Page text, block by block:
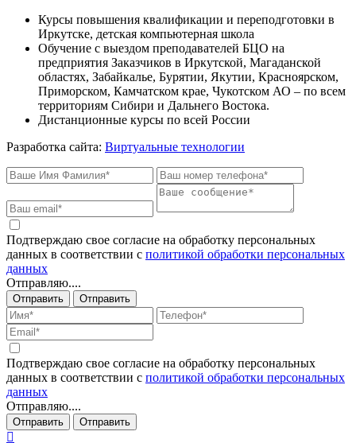
Курсы повышения квалификации и переподготовки в
Иркутске, детская компьютерная школа
Обучение с выездом преподавателей БЦО на
предприятия Заказчиков в Иркутской, Магаданской
областях, Забайкалье, Бурятии, Якутии, Красноярском,
Приморском, Камчатском крае, Чукотском АО – по всем
территориям Сибири и Дальнего Востока.
Дистанционные курсы по всей России
Разработка сайта: Виртуальные технологии
Подтверждаю свое согласие на обработку персональных
данных в соответствии с политикой обработки персональных
данных
Отправляю....
Отправить Отправить
Подтверждаю свое согласие на обработку персональных
данных в соответствии с политикой обработки персональных
данных
Отправляю....
Отправить Отправить